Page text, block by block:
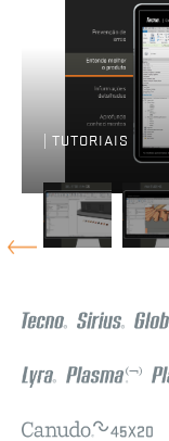
| TUTORIAIS